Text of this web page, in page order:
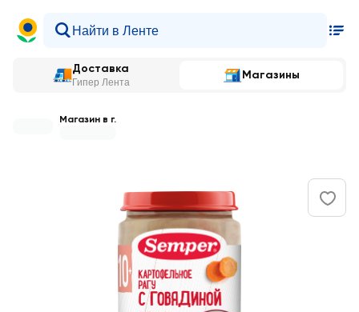
Доставка
Гипер Лента
Магазины
Магазин в г.